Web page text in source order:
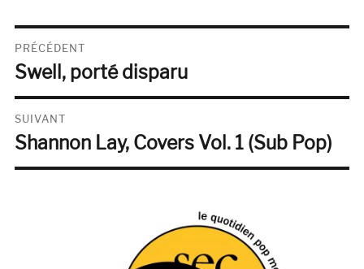
Navigation
de
l’article
PRÉCÉDENT
Publication
Swell, porté disparu
SUIVANT
Publication
Shannon Lay, Covers Vol. 1 (Sub Pop)